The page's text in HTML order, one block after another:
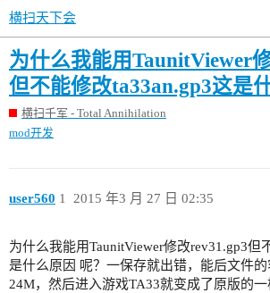
横扫天下会
为什么我能用TaunitViewer
但不能修改ta33an.gp3这是
横扫千军 - Total Annihilation
mod开发
user560 2015 年3 月 27 日 02:35
1
为什么我能用TaunitViewer修改rev31.gp3但
是什么原因 呢？一保存就出错，能后文件
24M，然后进入游戏TA33就变成了原版的一